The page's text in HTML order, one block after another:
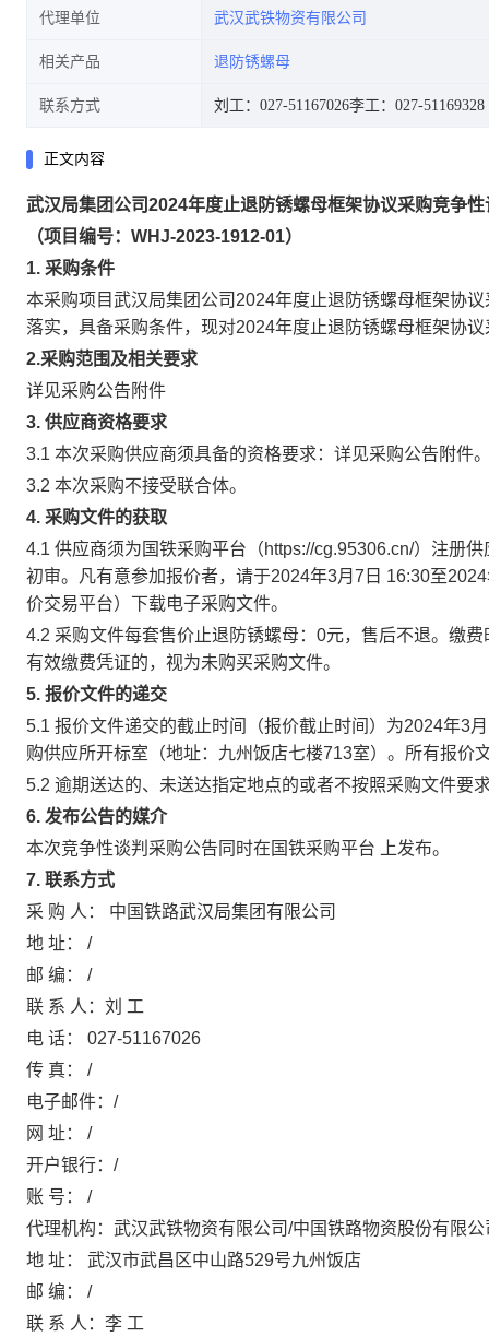
代理单位 武汉武铁物资有限公司
相关产品 退防锈螺母
联系方式 刘工：027-51167026李工：027-51169328
正文内容
武汉局集团公司2024年度止退防锈螺母框架协议采购竞争
（项目编号：WHJ-2023-1912-01）
1. 采购条件
本采购项目武汉局集团公司2024年度止退防锈螺母框架协
落实，具备采购条件，现对2024年度止退防锈螺母框架协
2.采购范围及相关要求
详见采购公告附件
3. 供应商资格要求
3.1 本次采购供应商须具备的资格要求：详见采购公告附件
3.2 本次采购不接受联合体。
4. 采购文件的获取
4.1 供应商须为国铁采购平台（https://cg.95306.cn/）注册
初审。凡有意参加报价者，请于2024年3月7日 16:30至
价交易平台）下载电子采购文件。
4.2 采购文件每套售价止退防锈螺母：0元，售后不退。缴
有效缴费凭证的，视为未购买采购文件。
5. 报价文件的递交
5.1 报价文件递交的截止时间（报价截止时间）为2024年3
购供应所开标室（地址：九州饭店七楼713室）。所有报价
5.2 逾期送达的、未送达指定地点的或者不按照采购文件要
6. 发布公告的媒介
本次竞争性谈判采购公告同时在国铁采购平台 上发布。
7. 联系方式
采 购 人： 中国铁路武汉局集团有限公司
地 址： /
邮 编： /
联 系 人：刘 工
电 话： 027-51167026
传 真： /
电子邮件：/
网 址： /
开户银行：/
账 号： /
代理机构：武汉武铁物资有限公司/中国铁路物资股份有限公
地 址： 武汉市武昌区中山路529号九州饭店
邮 编： /
联 系 人：李 工